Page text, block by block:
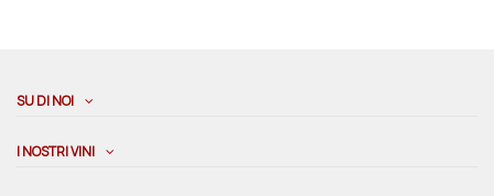
SU DI NOI
I NOSTRI VINI